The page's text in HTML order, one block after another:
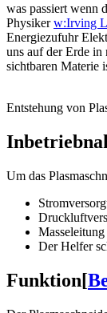
was passiert wenn
Physikerw:Irving
Energiezufuhr
uns auf der Erde
sichtbaren Materie
Entstehung von
Um das
Der Helfer
Funktion[